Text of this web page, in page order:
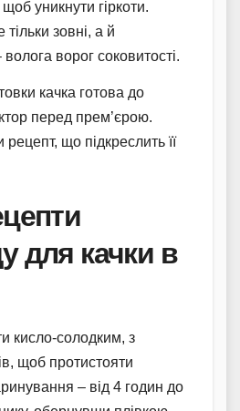
уникнути гіркоти.
зовні, а й
ворог соковитості.
качка готова до
перед прем’єрою.
що підкреслить її
для качки в
кисло-солодким, з
щоб протистояти
– від 4 годин до